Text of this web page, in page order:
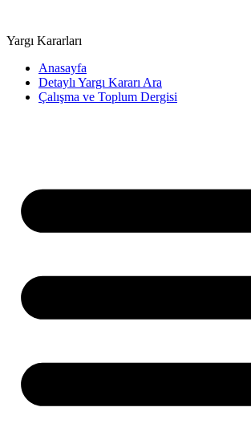
Yargı Kararları
Anasayfa
Detaylı Yargı Kararı Ara
Çalışma ve Toplum Dergisi